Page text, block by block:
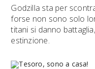
Godzilla sta per
forse non sono solo
titani si danno
estinzione.